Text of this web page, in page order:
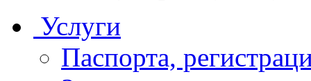
Услуги
Паспорта,